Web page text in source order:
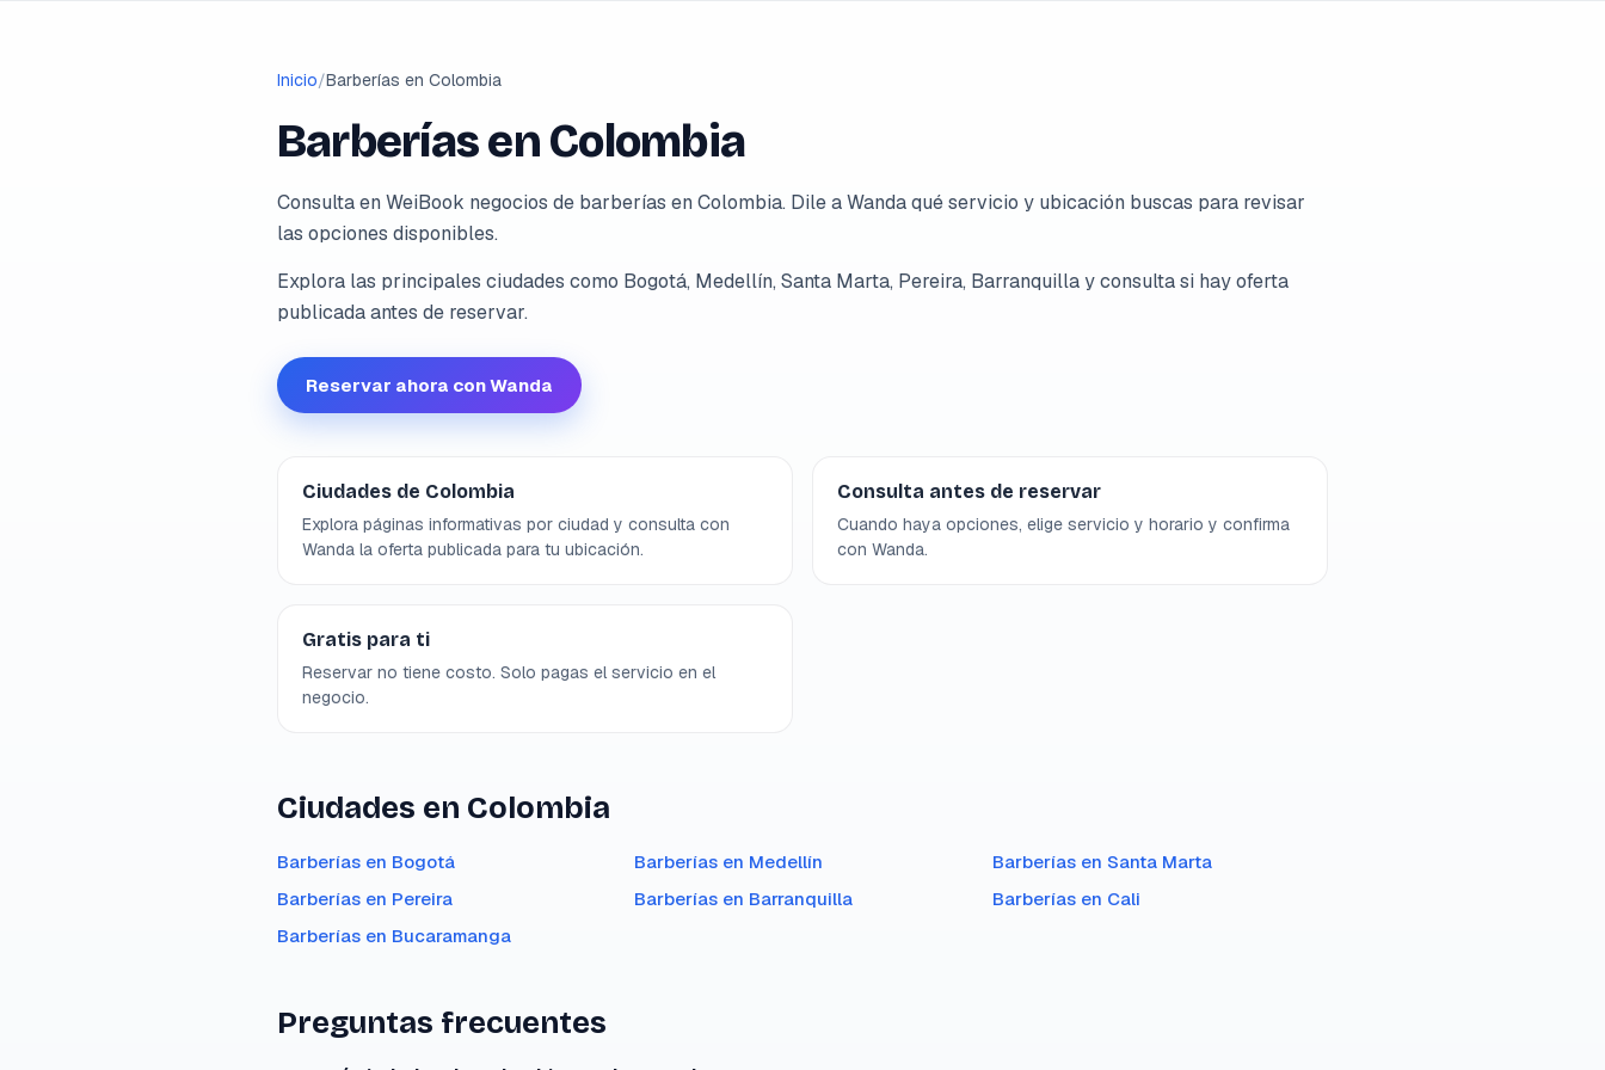
Inicio/Barberías en Colombia
Barberías en Colombia
Consulta en WeiBook negocios de barberías en Colombia. Dile a Wanda qué servicio y ubicación buscas para revisar
las opciones disponibles.
Explora las principales ciudades como Bogotá, Medellín, Santa Marta, Pereira, Barranquilla y consulta si hay oferta
publicada antes de reservar.
Reservar ahora con Wanda
Ciudades de Colombia
Explora páginas informativas por ciudad y consulta con
Wanda la oferta publicada para tu ubicación.
Consulta antes de reservar
Cuando haya opciones, elige servicio y horario y confirma
con Wanda.
Gratis para ti
Reservar no tiene costo. Solo pagas el servicio en el
negocio.
Ciudades en Colombia
Barberías en Bogotá Barberías en Medellín Barberías en Santa Marta
Barberías en Pereira Barberías en Barranquilla Barberías en Cali
Barberías en Bucaramanga
Preguntas frecuentes